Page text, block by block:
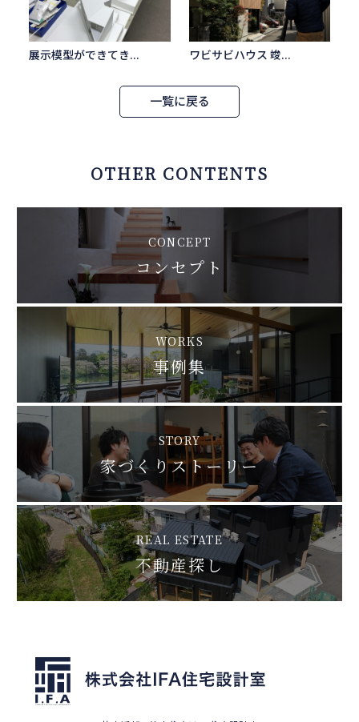
展示模型ができてき... ワビサビハウス 竣...
一覧に戻る
OTHER CONTENTS
CONCEPT
コンセプト
WORKS
事例集
STORY
家づくりストーリー
REAL ESTATE
不動産探し